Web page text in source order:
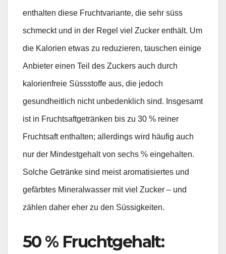
enthalten diese Fruchtvariante, die sehr süss
schmeckt und in der Regel viel Zucker enthält. Um
die Kalorien etwas zu reduzieren, tauschen einige
Anbieter einen Teil des Zuckers auch durch
kalorienfreie Süssstoffe aus, die jedoch
gesundheitlich nicht unbedenklich sind. Insgesamt
ist in Fruchtsaftgetränken bis zu 30 % reiner
Fruchtsaft enthalten; allerdings wird häufig auch
nur der Mindestgehalt von sechs % eingehalten.
Solche Getränke sind meist aromatisiertes und
gefärbtes Mineralwasser mit viel Zucker – und
zählen daher eher zu den Süssigkeiten.
50 % Fruchtgehalt: